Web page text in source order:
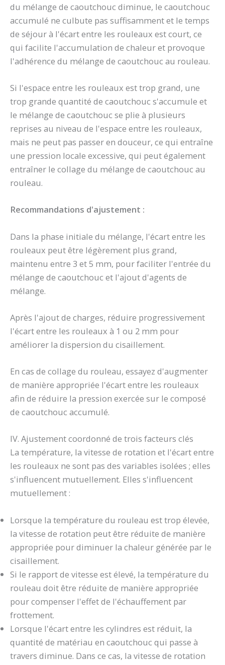
du mélange de caoutchouc diminue, le caoutchouc
accumulé ne culbute pas suffisamment et le temps
de séjour à l'écart entre les rouleaux est court, ce
qui facilite l'accumulation de chaleur et provoque
l'adhérence du mélange de caoutchouc au rouleau.
Si l'espace entre les rouleaux est trop grand, une
trop grande quantité de caoutchouc s'accumule et
le mélange de caoutchouc se plie à plusieurs
reprises au niveau de l'espace entre les rouleaux,
mais ne peut pas passer en douceur, ce qui entraîne
une pression locale excessive, qui peut également
entraîner le collage du mélange de caoutchouc au
rouleau.
Recommandations d'ajustement :
Dans la phase initiale du mélange, l'écart entre les
rouleaux peut être légèrement plus grand,
maintenu entre 3 et 5 mm, pour faciliter l'entrée du
mélange de caoutchouc et l'ajout d'agents de
mélange.
Après l'ajout de charges, réduire progressivement
l'écart entre les rouleaux à 1 ou 2 mm pour
améliorer la dispersion du cisaillement.
En cas de collage du rouleau, essayez d'augmenter
de manière appropriée l'écart entre les rouleaux
afin de réduire la pression exercée sur le composé
de caoutchouc accumulé.
IV. Ajustement coordonné de trois facteurs clés
La température, la vitesse de rotation et l'écart entre
les rouleaux ne sont pas des variables isolées ; elles
s'influencent mutuellement. Elles s'influencent
mutuellement :
Lorsque la température du rouleau est trop élevée,
la vitesse de rotation peut être réduite de manière
appropriée pour diminuer la chaleur générée par le
cisaillement.
Si le rapport de vitesse est élevé, la température du
rouleau doit être réduite de manière appropriée
pour compenser l'effet de l'échauffement par
frottement.
Lorsque l'écart entre les cylindres est réduit, la
quantité de matériau en caoutchouc qui passe à
travers diminue. Dans ce cas, la vitesse de rotation